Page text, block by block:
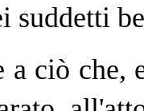
suddetti